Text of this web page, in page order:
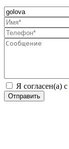
Я согласен(а) с
Отправить